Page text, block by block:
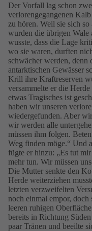
Der Vorfall lag schon
verlorengegangenen
zu hören. Weil sie sich so
wurden die übrigen
wusste, dass die Lage
wo sie waren, durften
schwächer werden, denn
antarktischen Gewässer
Krill ihre Kraftreserven
versammelte er die
etwas Tragisches ist
haben wir unseren
wiedergefunden. Aber
wir werden alle
müssen ihm folgen.
Weg finden möge.“ Und
fügte er hinzu: „Es tut
mehr tun. Wir müssen
Die Mutter senkte den
Herde weiterziehen
letzten verzweifelten
noch einmal empor,
leeren ruhigen
bereits in Richtung
paar Tränen und beeilte